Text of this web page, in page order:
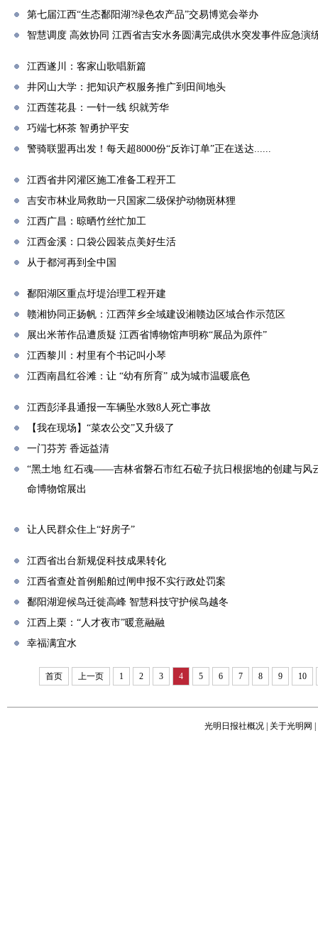
第七届江西“生态鄱阳湖?绿色农产品”交易博览会举办
智慧调度 高效协同 江西省吉安水务圆满完成供水突发事件应急演
江西遂川：客家山歌唱新篇
井冈山大学：把知识产权服务推广到田间地头
江西莲花县：一针一线 织就芳华
巧端七杯茶 智勇护平安
警骑联盟再出发！每天超8000份“反诈订单”正在送达......
江西省井冈灌区施工准备工程开工
吉安市林业局救助一只国家二级保护动物斑林狸
江西广昌：晾晒竹丝忙加工
江西金溪：口袋公园装点美好生活
从于都河再到全中国
鄱阳湖区重点圩堤治理工程开建
赣湘协同正扬帆：江西萍乡全域建设湘赣边区域合作示范区
展出米芾作品遭质疑 江西省博物馆声明称“展品为原件”
江西黎川：村里有个书记叫小琴
江西南昌红谷滩：让 “幼有所育” 成为城市温暖底色
江西彭泽县通报一车辆坠水致8人死亡事故
【我在现场】“菜农公交”又升级了
一门芬芳 香远益清
“黑土地 红石魂——吉林省磐石市红石砬子抗日根据地的创建与风
命博物馆展出
让人民群众住上“好房子”
江西省出台新规促科技成果转化
江西省查处首例船舶过闸申报不实行政处罚案
鄱阳湖迎候鸟迁徙高峰 智慧科技守护候鸟越冬
江西上栗：“人才夜市”暖意融融
幸福满宜水
首页 上一页 1 2 3 4 5 6 7 8 9 10
光明日报社概况 关于光明网